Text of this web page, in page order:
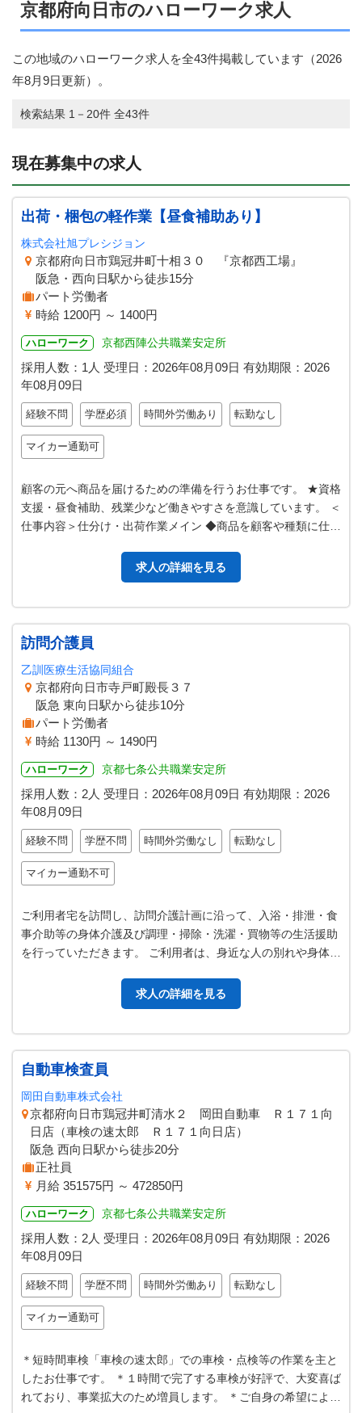
京都府向日市のハローワーク求人
この地域のハローワーク求人を全43件掲載しています（2026
年8月9日更新）。
検索結果 1－20件 全43件
現在募集中の求人
出荷・梱包の軽作業【昼食補助あり】
株式会社旭プレシジョン
京都府向日市鶏冠井町十相３０ 『京都西工場』
阪急・西向日駅から徒歩15分
パート労働者
時給 1200円 ～ 1400円
ハローワーク 京都西陣公共職業安定所
採用人数：1人 受理日： 2026年08月09日 有効期限： 2026
年08月09日
経験不問 学歴必須 時間外労働あり 転勤なし
マイカー通勤可
顧客の元へ商品を届けるための準備を行うお仕事です。 ★資格
支援・昼食補助、残業少など働きやすさを意識しています。 ＜
仕事内容＞仕分け・出荷作業メイン ◆商品を顧客や種類に仕分
求人の詳細を見る
訪問介護員
乙訓医療生活協同組合
京都府向日市寺戸町殿長３７
阪急 東向日駅から徒歩10分
パート労働者
時給 1130円 ～ 1490円
ハローワーク 京都七条公共職業安定所
採用人数：2人 受理日： 2026年08月09日 有効期限： 2026
年08月09日
経験不問 学歴不問 時間外労働なし 転勤なし
マイカー通勤不可
ご利用者宅を訪問し、訪問介護計画に沿って、入浴・排泄・食
事介助等の身体介護及び調理・掃除・洗濯・買物等の生活援助
を行っていただきます。 ご利用者は、身近な人の別れや身体機
求人の詳細を見る
自動車検査員
岡田自動車株式会社
京都府向日市鶏冠井町清水２ 岡田自動車 Ｒ１７１向
日店（車検の速太郎 Ｒ１７１向日店）
阪急 西向日駅から徒歩20分
正社員
月給 351575円 ～ 472850円
ハローワーク 京都七条公共職業安定所
採用人数：2人 受理日： 2026年08月09日 有効期限： 2026
年08月09日
経験不問 学歴不問 時間外労働あり 転勤なし
マイカー通勤可
＊短時間車検「車検の速太郎」での車検・点検等の作業を主と
したお仕事です。 ＊１時間で完了する車検が好評で、大変喜ば
れており、事業拡大のため増員します。 ＊ご自身の希望によっ